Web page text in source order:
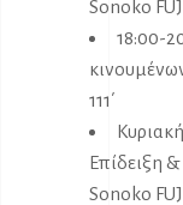
Sonoko
18:00-
111΄
Επίδειξη
Sonoko